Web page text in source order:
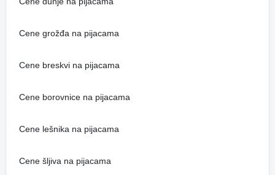
Cene grožđa na pijacama
Cene breskvi na pijacama
Cene borovnice na pijacama
Cene lešnika na pijacama
Cene šljiva na pijacama